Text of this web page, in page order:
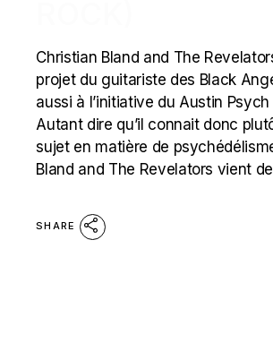
Christian Bland and The
projet du guitariste des Black
aussi à l’initiative du Austin Psych
Autant dire qu’il connait donc
sujet en matière de
Bland and The Revelators vient
SHARE